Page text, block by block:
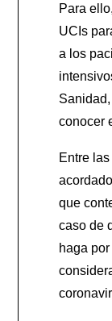
Para
UCIs
a los
conocer
Entre
que
caso de
haga